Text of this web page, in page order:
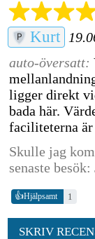
Kurt
auto-översatt:
ligger direkt
bada här.
faciliteterna är
Skulle jag
senaste besök:
👍Hjälpsamt 1
SKRIV